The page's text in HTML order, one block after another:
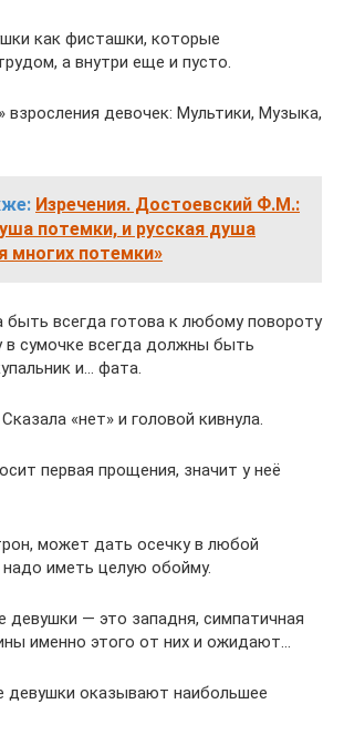
как фисташки, которые
а внутри еще и пусто.
взросления девочек: Мультики, Музыка,
Изречения. Достоевский Ф.М.:
потемки, и русская душа
многих потемки»
всегда готова к любому повороту
в сумочке всегда должны быть
и… фата.
«нет» и головой кивнула.
первая прощения, значит у неё
может дать осечку в любой
иметь целую обойму.
девушки — это западня, симпатичная
именно этого от них и ожидают…
девушки оказывают наибольшее